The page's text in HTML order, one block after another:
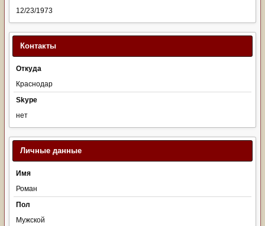
12/23/1973
Контакты
Откуда
Краснодар
Skype
нет
Личные данные
Имя
Роман
Пол
Мужской